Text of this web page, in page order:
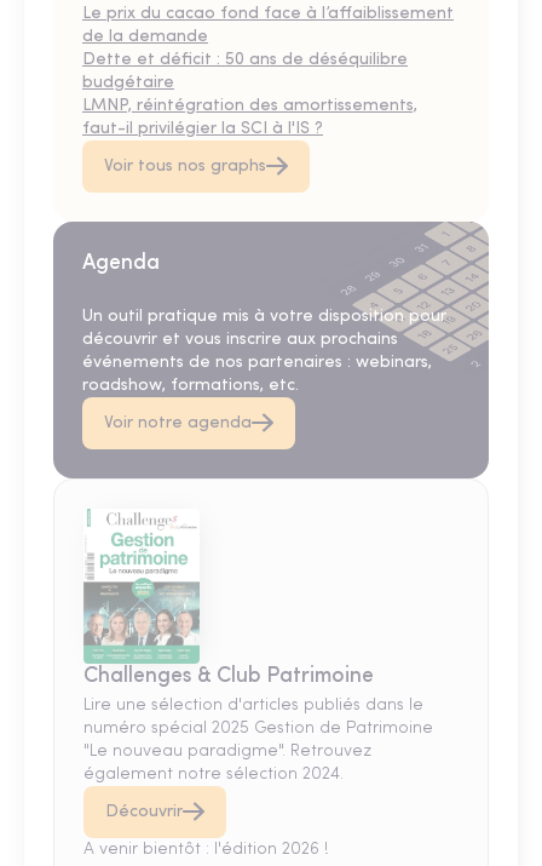
Le prix du cacao fond face à l’affaiblissement
de la demande
Dette et déficit : 50 ans de déséquilibre
budgétaire
LMNP, réintégration des amortissements,
faut-il privilégier la SCI à l'IS ?
Voir tous nos graphs
Agenda
Un outil pratique mis à votre disposition pour
découvrir et vous inscrire aux prochains
événements de nos partenaires : webinars,
roadshow, formations, etc.
Voir notre agenda
Challenges & Club Patrimoine
Lire une sélection d'articles publiés dans le
numéro spécial 2025 Gestion de Patrimoine
"Le nouveau paradigme". Retrouvez
également notre sélection 2024.
Découvrir
A venir bientôt : l'édition 2026 !